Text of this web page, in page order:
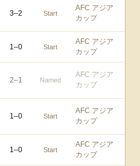
3–2 Start
AFC アジア
カップ
1–0 Start
AFC アジア
カップ
2–1 Named
AFC アジア
カップ
1–0 Start
AFC アジア
カップ
1–0 Start
AFC アジア
カップ